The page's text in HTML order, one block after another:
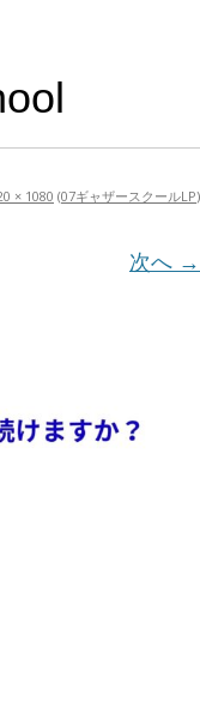
× 1080 (07ギャザースクールLP)
次へ →